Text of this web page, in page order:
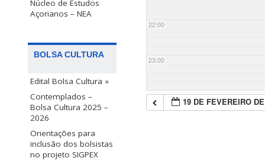
Núcleo de Estudos
Açorianos – NEA
BOLSA CULTURA
Edital Bolsa Cultura »
Contemplados –
Bolsa Cultura 2025 –
2026
Orientações para
inclusão dos bolsistas
no projeto SIGPEX
22:00
23:00
19 DE FEVEREIRO